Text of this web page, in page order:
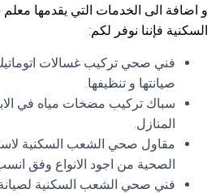
و اضافة الى الخدمات التي يقدمها
السكنية فإننا نوفر لكم:
فني صحي تركيب غسالات
صيانتها و تنظيفها.
سباك تركيب مضخات مياه في
المنازل.
مقاول صحي الشعب السكنية
الصحية من اجود الانواع وفق
فني صحي الشعب السكنية لصيانة